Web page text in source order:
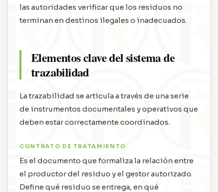
las autoridades verificar que los residuos no
terminan en destinos ilegales o inadecuados.
Elementos clave del sistema de
trazabilidad
La trazabilidad se articula a través de una serie
de instrumentos documentales y operativos que
deben estar correctamente coordinados.
CONTRATO DE TRATAMIENTO
Es el documento que formaliza la relación entre
el productor del residuo y el gestor autorizado.
Define qué residuo se entrega, en qué